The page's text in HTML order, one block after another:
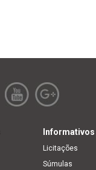
Informativos
Licitações
Súmulas